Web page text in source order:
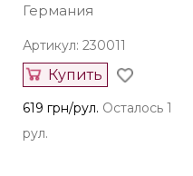
Германия
Артикул: 230011
Купить
619 грн/рул. Осталось 1
рул.